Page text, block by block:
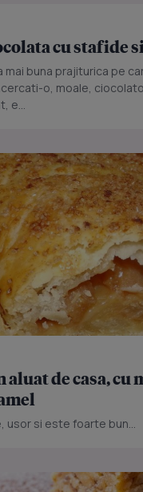
cu stafide
mai buna prajiturica pe
o, moale,
e...
de casa, cu
usor si este foarte bun...